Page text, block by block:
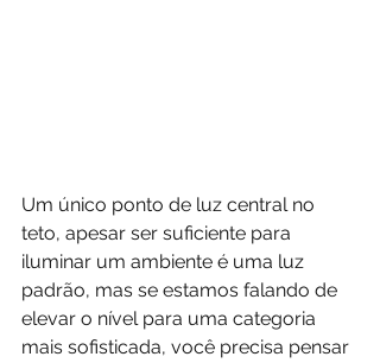
Um único ponto de luz central no
teto, apesar ser suficiente para
iluminar um ambiente é uma luz
padrão, mas se estamos falando de
elevar o nível para uma categoria
mais sofisticada, você precisa pensar